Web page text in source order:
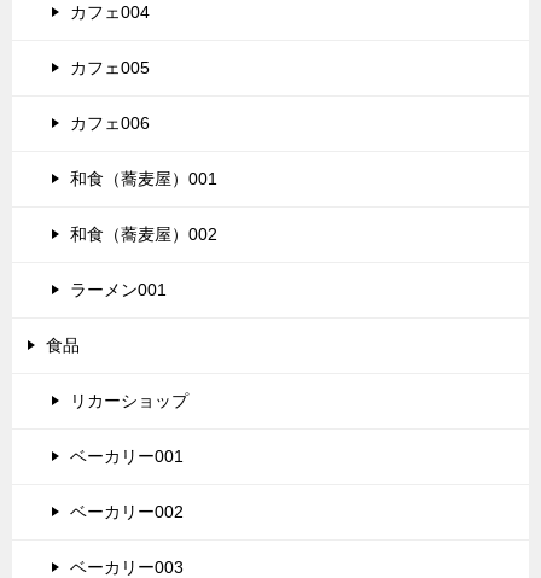
カフェ004
カフェ005
カフェ006
和食（蕎麦屋）001
和食（蕎麦屋）002
ラーメン001
食品
リカーショップ
ベーカリー001
ベーカリー002
ベーカリー003